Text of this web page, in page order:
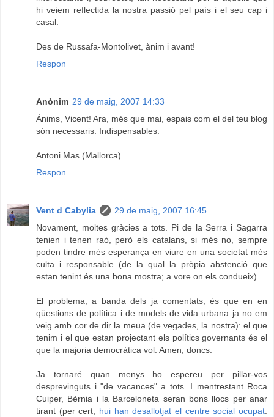
hi veiem reflectida la nostra passió pel país i el seu cap i
casal.
Des de Russafa-Montolivet, ànim i avant!
Respon
Anònim 29 de maig, 2007 14:33
Ànims, Vicent! Ara, més que mai, espais com el del teu blog
són necessaris. Indispensables.
Antoni Mas (Mallorca)
Respon
Vent d Cabylia
29 de maig, 2007 16:45
Novament, moltes gràcies a tots. Pi de la Serra i Sagarra
tenien i tenen raó, però els catalans, si més no, sempre
poden tindre més esperança en viure en una societat més
culta i responsable (de la qual la pròpia abstenció que
estan tenint és una bona mostra; a vore on els condueix).
El problema, a banda dels ja comentats, és que en en
qüestions de política i de models de vida urbana ja no em
veig amb cor de dir la meua (de vegades, la nostra): el que
tenim i el que estan projectant els polítics governants és el
que la majoria democràtica vol. Amen, doncs.
Ja tornaré quan menys ho espereu per pillar-vos
desprevinguts i "de vacances" a tots. I mentrestant Roca
Cuiper, Bèrnia i la Barceloneta seran bons llocs per anar
tirant (per cert, hui han desallotjat el centre social ocupat: